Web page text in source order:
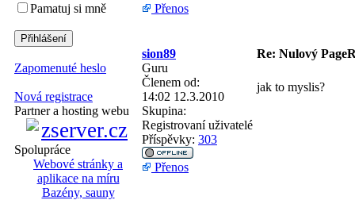
Pamatuj si mně
Zapomenuté heslo
Nová registrace
Partner a hosting webu
Spolupráce
Webové stránky a
aplikace na míru
Bazény, sauny
Přenos
sion89
Re: Nulový
Guru
Členem od:
14:02 12.3.2010
Skupina:
Registrovaní uživatelé
Příspěvky: 303
jak to myslis?
Přenos